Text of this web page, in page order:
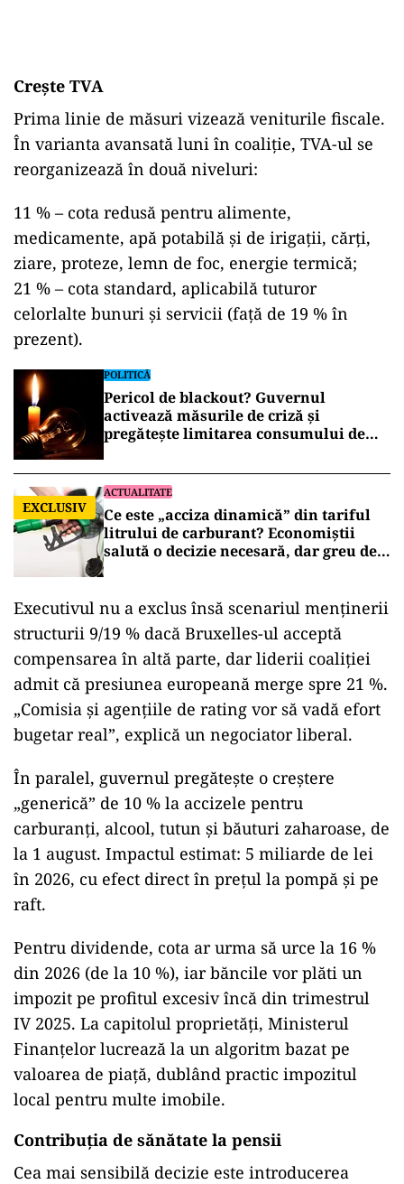
Creşte TVA
Prima linie de măsuri vizează veniturile fiscale.
În varianta avansată luni în coaliţie, TVA-ul se
reorganizează în două niveluri:
11 % – cota redusă pentru alimente,
medicamente, apă potabilă şi de irigaţii, cărţi,
ziare, proteze, lemn de foc, energie termică;
21 % – cota standard, aplicabilă tuturor
celorlalte bunuri şi servicii (faţă de 19 % în
prezent).
POLITICĂ
Pericol de blackout? Guvernul
activează măsurile de criză și
pregătește limitarea consumului de
EXCLUSIV
ACTUALITATE
Ce este „acciza dinamică” din tariful
litrului de carburant? Economiștii
salută o decizie necesară, dar greu de
Executivul nu a exclus însă scenariul menţinerii
structurii 9/19 % dacă Bruxelles-ul acceptă
compensarea în altă parte, dar liderii coaliţiei
admit că presiunea europeană merge spre 21 %.
„Comisia şi agenţiile de rating vor să vadă efort
bugetar real”, explică un negociator liberal.
În paralel, guvernul pregăteşte o creştere
„generică” de 10 % la accizele pentru
carburanţi, alcool, tutun şi băuturi zaharoase, de
la 1 august. Impactul estimat: 5 miliarde de lei
în 2026, cu efect direct în preţul la pompă şi pe
raft.
Pentru dividende, cota ar urma să urce la 16 %
din 2026 (de la 10 %), iar băncile vor plăti un
impozit pe profitul excesiv încă din trimestrul
IV 2025. La capitolul proprietăţi, Ministerul
Finanţelor lucrează la un algoritm bazat pe
valoarea de piaţă, dublând practic impozitul
local pentru multe imobile.
Contribuţia de sănătate la pensii
Cea mai sensibilă decizie este introducerea